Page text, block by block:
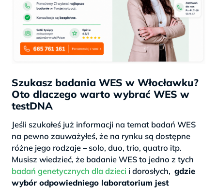
Szukasz badania WES w Włocławku?
Oto dlaczego warto wybrać WES w
testDNA
Jeśli szukałeś już informacji na temat badań WES
na pewno zauważyłeś, że na rynku są dostępne
różne jego rodzaje – solo, duo, trio, quatro itp.
Musisz wiedzieć, że badanie WES to jedno z tych
badań genetycznych dla dzieci i dorosłych, gdzie
wybór odpowiedniego laboratorium jest